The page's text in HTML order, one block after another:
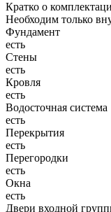
Кратко о
Необходим только
Фундамент
есть
Стены
есть
Кровля
есть
Водосточная система
есть
Перекрытия
есть
Перегородки
есть
Окна
есть
Двери входной